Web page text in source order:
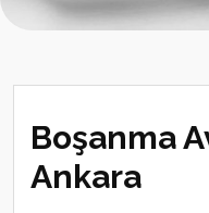
Boşanma
Ankara